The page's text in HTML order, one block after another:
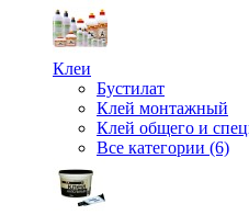
Клеи
Бустилат
Клей монтажный
Клей общего и
Все категории (6)